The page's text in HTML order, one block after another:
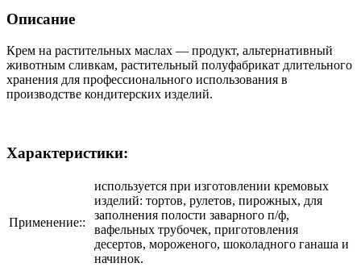
Описание
Крем на растительных маслах — продукт, альтернативный
животным сливкам, растительный полуфабрикат длительного
хранения для профессионального использования в
производстве кондитерских изделий.
Характеристики:
Применение::
используется при изготовлении кремовых
изделий: тортов, рулетов, пирожных, для
заполнения полости заварного п/ф,
вафельных трубочек, приготовления
десертов, мороженого, шоколадного ганаша и
начинок.